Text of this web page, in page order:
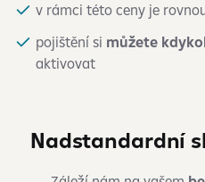
v rámci této ceny je
pojištění si můžete
aktivovat
Nadstandardní